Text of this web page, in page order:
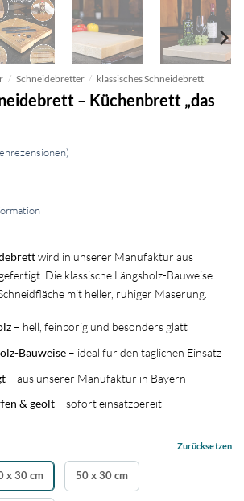
/ Schneidebretter / klassisches Schneidebrett
– Küchenbrett „das
wird in unserer Manufaktur aus
Die klassische Längsholz-Bauweise
mit heller, ruhiger Maserung.
– hell, feinporig und besonders glatt
Bauweise– ideal für den täglichen Einsatz
– aus unserer Manufaktur in Bayern
& geölt– sofort einsatzbereit
x 30 cm 50 x 30 cm
Zurücksetzen